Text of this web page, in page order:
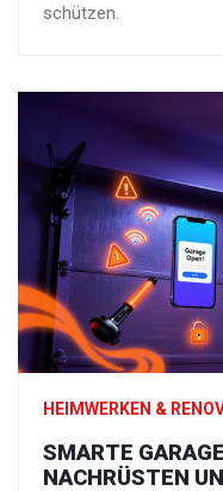
schützen.
HEIMWERKEN &
SMARTE
NACHRÜSTEN